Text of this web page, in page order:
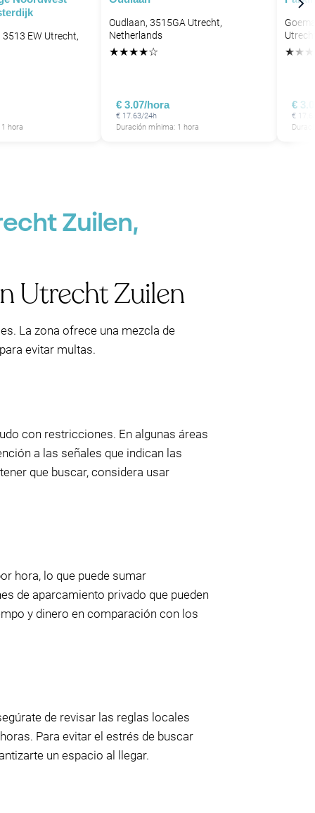
EW Utrecht,
hora
Oudlaan, 3515GA Utrecht,
Netherlands
★★★★☆
€ 3.07/hora
€ 17.63/24h
Duración mínima: 1 hora
★★ ★
€
€
Zuilen,
Utrecht Zuilen
La zona ofrece una mezcla de
evitar multas.
con restricciones. En algunas áreas
a las señales que indican las
que buscar, considera usar
hora, lo que puede sumar
de aparcamiento privado que pueden
y dinero en comparación con los
de revisar las reglas locales
Para evitar el estrés de buscar
un espacio al llegar.